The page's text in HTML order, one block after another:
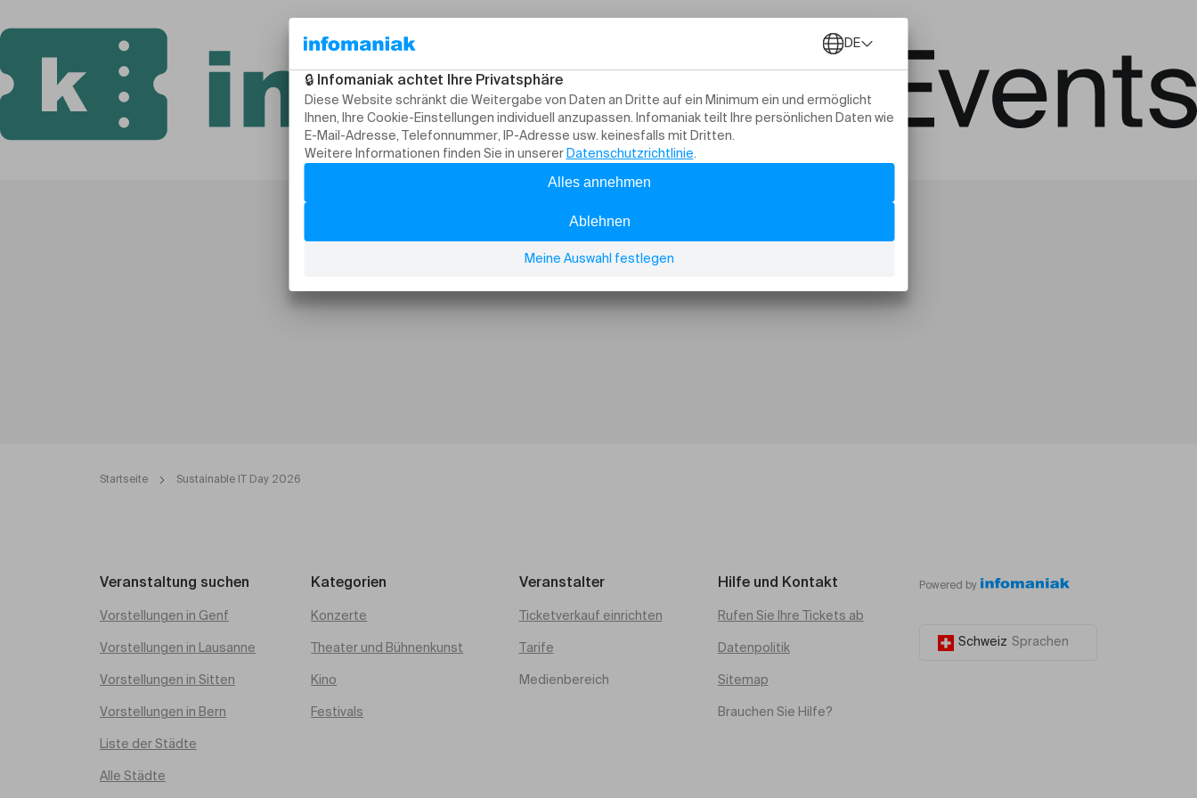
Startseite Sustainable IT Day 2026
Veranstaltung suchen
Vorstellungen in Genf
Vorstellungen in Lausanne
Vorstellungen in Sitten
Vorstellungen in Bern
Liste der Städte
Alle Städte
Kategorien
Konzerte
Theater und Bühnenkunst
Kino
Festivals
Veranstalter
Ticketverkauf einrichten
Tarife
Medienbereich
Hilfe und Kontakt
Rufen Sie Ihre Tickets ab
Datenpolitik
Sitemap
Brauchen Sie Hilfe?
Powered by
Schweiz Sprachen